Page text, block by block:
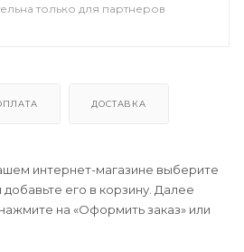
только для партнеров
ДОСТАВКА
интернет-магазине выберите
его в корзину. Далее
на «Оформить заказ» или